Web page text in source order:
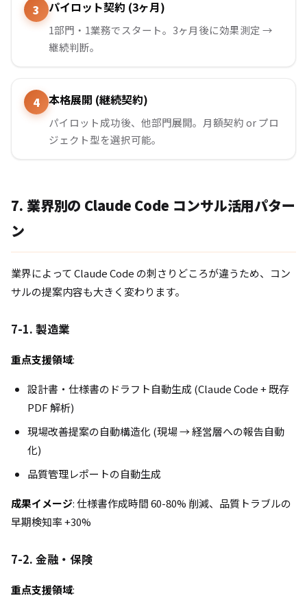
パイロット契約 (3ヶ月)
1部門・1業務でスタート。3ヶ月後に効果測定 →
継続判断。
本格展開 (継続契約)
パイロット成功後、他部門展開。月額契約 or プロ
ジェクト型を選択可能。
7. 業界別の Claude Code コンサル活用パター
ン
業界によって Claude Code の刺さりどころが違うため、コン
サルの提案内容も大きく変わります。
7-1. 製造業
重点支援領域:
設計書・仕様書のドラフト自動生成 (Claude Code + 既存
PDF 解析)
現場改善提案の自動構造化 (現場 → 経営層への報告自動
化)
品質管理レポートの自動生成
成果イメージ: 仕様書作成時間 60-80% 削減、品質トラブルの
早期検知率 +30%
7-2. 金融・保険
重点支援領域: